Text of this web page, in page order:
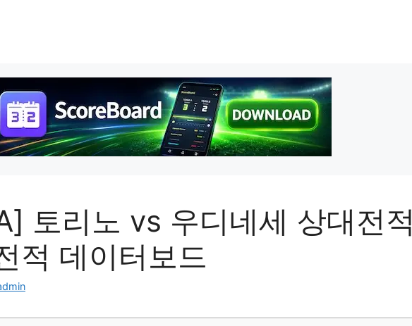
토리노 vs 우디네세 상대전적
적 데이터보드